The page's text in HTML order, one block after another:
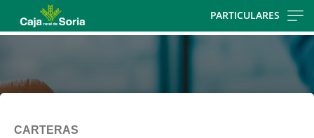
PARTICULARES
CARTERAS